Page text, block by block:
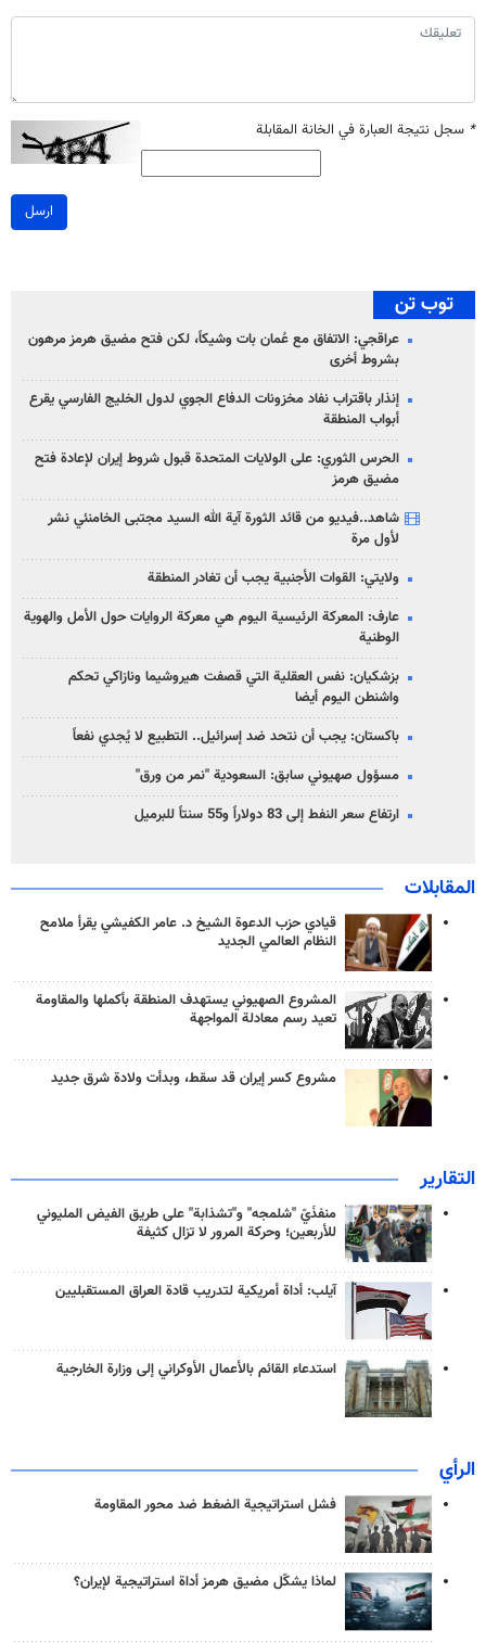
* سجل نتيجة العبارة في الخانة المقابلة
ارسل
توب تن
عراقجي: الاتفاق مع عُمان بات وشيكاً، لكن فتح مضيق هرمز مرهون
بشروط أخرى
إنذار باقتراب نفاد مخزونات الدفاع الجوي لدول الخليج الفارسي يقرع
أبواب المنطقة
الحرس الثوري: على الولايات المتحدة قبول شروط إيران لإعادة فتح
مضيق هرمز
شاهد..فيديو من قائد الثورة آية الله السيد مجتبى الخامنئي نشر
لأول مرة
ولايتي: القوات الأجنبية يجب أن تغادر المنطقة
عارف: المعركة الرئيسية اليوم هي معركة الروايات حول الأمل والهوية
الوطنية
بزشكيان: نفس العقلية التي قصفت هيروشيما ونازاكي تحكم
واشنطن اليوم أيضا
باكستان: يجب أن نتحد ضد إسرائيل.. التطبيع لا يُجدي نفعاً
مسؤول صهيوني سابق: السعودية "نمر من ورق"
ارتفاع سعر النفط إلى 83 دولاراً و55 سنتاً للبرميل
المقابلات
قيادي حزب الدعوة الشيخ د. عامر الكفيشي يقرأ ملامح
النظام العالمي الجديد
المشروع الصهيوني يستهدف المنطقة بأكملها والمقاومة
تعيد رسم معادلة المواجهة
مشروع كسر إيران قد سقط، وبدأت ولادة شرق جديد
التقارير
منفذَيّ "شلمجه" و"تشذابة" على طريق الفيض المليوني
للأربعين؛ وحركة المرور لا تزال كثيفة
آيلب: أداة أمريكية لتدريب قادة العراق المستقبليين
استدعاء القائم بالأعمال الأوكراني إلى وزارة الخارجية
الرأي
فشل استراتيجية الضغط ضد محور المقاومة
لماذا يشكّل مضيق هرمز أداة استراتيجية لإيران؟